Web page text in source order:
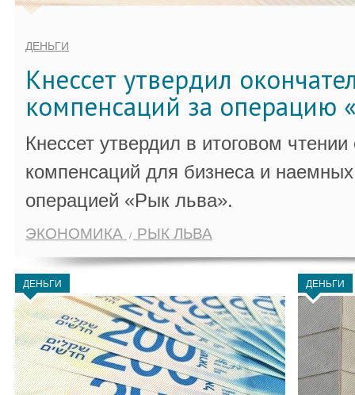
ДЕНЬГИ
Кнессет утвердил
компенсаций за операцию
Кнессет утвердил в итоговом
компенсаций для бизнеса и
операцией «Рык льва».
ЭКОНОМИКА РЫК ЛЬВА
ДЕНЬГИ ДЕНЬГИ